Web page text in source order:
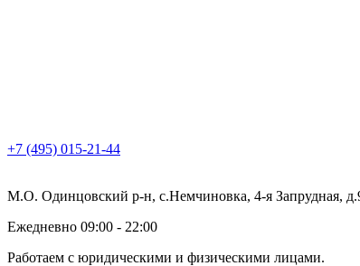
+7 (495) 015-21-44
М.О. Одинцовский р-н, с.Немчиновка, 4-я Запрудная,
Ежедневно 09:00 - 22:00
Работаем с юридическими и физическими лицами.